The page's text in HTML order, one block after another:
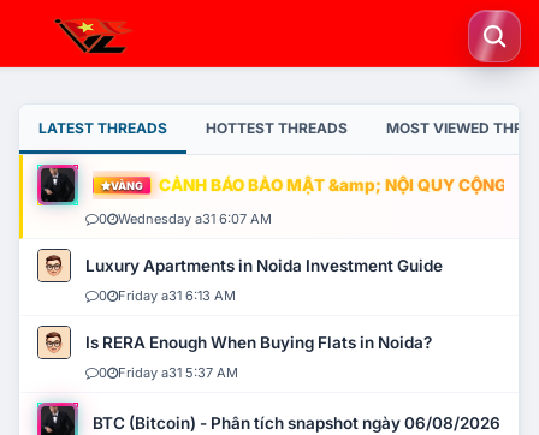
LATEST THREADS HOTTEST THREADS MOST VIEWED
VÀNG CẢNH BÁO BẢO MẬT &amp; NỘI QUY CỘNG
0 Wednesday a31 6:07 AM
Luxury Apartments in Noida Investment Guide
0 Friday a31 6:13 AM
Is RERA Enough When Buying Flats in Noida?
0 Friday a31 5:37 AM
BTC (Bitcoin) - Phân tích snapshot ngày 06/08/2026